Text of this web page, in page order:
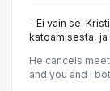
- Ei vain se.
katoamisesta,
He cancels
and you and I